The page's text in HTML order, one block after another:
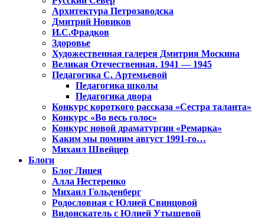
Архитектура Петрозаводска
Дмитрий Новиков
И.С.Фрадков
Здоровье
Художественная галерея Дмитрия Москина
Великая Отечественная. 1941 — 1945
Педагогика С. Артемьевой
Педагогика школы
Педагогика двора
Конкурс короткого рассказа «Сестра таланта»
Конкурс «Во весь голос»
Конкурс новой драматургии «Ремарка»
Каким мы помним август 1991-го…
Михаил Швейцер
Блоги
Блог Лицея
Алла Нестеренко
Михаил Гольденберг
Родословная с Юлией Свинцовой
Видоискатель с Юлией Утышевой